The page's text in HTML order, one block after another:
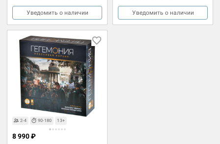
Уведомить о наличии Уведомить о наличии
2-4 90-180 13+
8 990 ₽